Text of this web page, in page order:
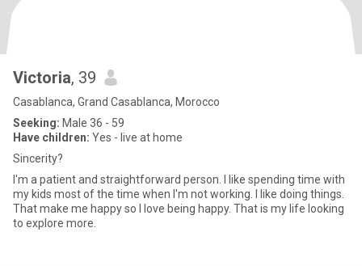
Victoria, 39
Casablanca, Grand Casablanca, Morocco
Seeking: Male 36 - 59
Have children: Yes - live at home
Sincerity?
I'm a patient and straightforward person. I like spending time with
my kids most of the time when I'm not working. I like doing things.
That make me happy so I love being happy. That is my life looking
to explore more.